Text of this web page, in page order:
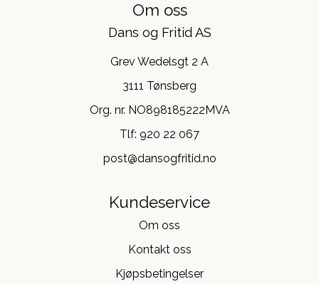
Om oss
Dans og Fritid AS
Grev Wedelsgt 2 A
3111 Tønsberg
Org. nr. NO898185222MVA
Tlf: 920 22 067
post@dansogfritid.no
Kundeservice
Om oss
Kontakt oss
Kjøpsbetingelser